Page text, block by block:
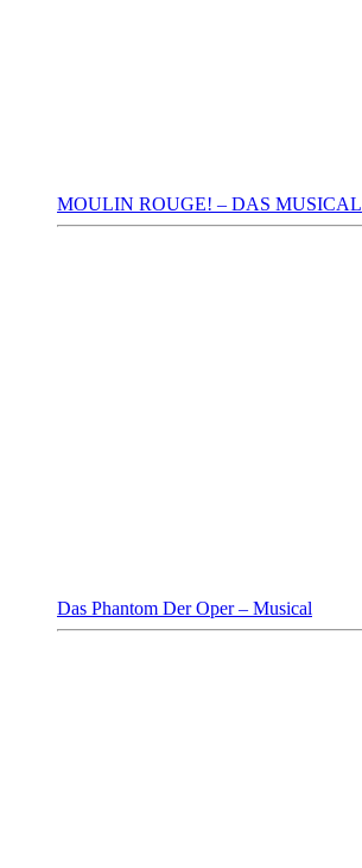
MOULIN ROUGE! – DAS MUSICAL
Das Phantom Der Oper – Musical